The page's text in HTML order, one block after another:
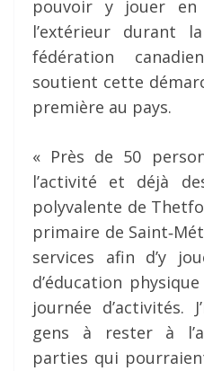
pouvoir y jouer en
l’extérieur durant
fédération
soutient cette
première au pays.
« Près de 50
l’activité et déjà
polyvalente de
primaire de
services afin d’y
d’éducation
journée d’activités.
gens à rester à
parties qui